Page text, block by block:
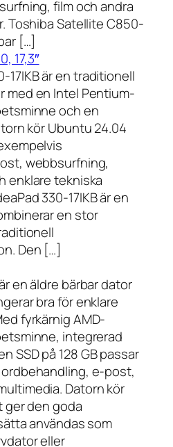
film och andra
Toshiba Satellite C850-
[…]
17,3″
17IKB är en traditionell
med en Intel Pentium-
och en
kör Ubuntu 24.04
webbsurfning,
enklare tekniska
330-17IKB är en
en stor
Den […]
en äldre bärbar dator
bra för enklare
fyrkärnig AMD-
integrerad
SSD på 128 GB passar
e-post,
Datorn kör
ger den goda
användas som
eller